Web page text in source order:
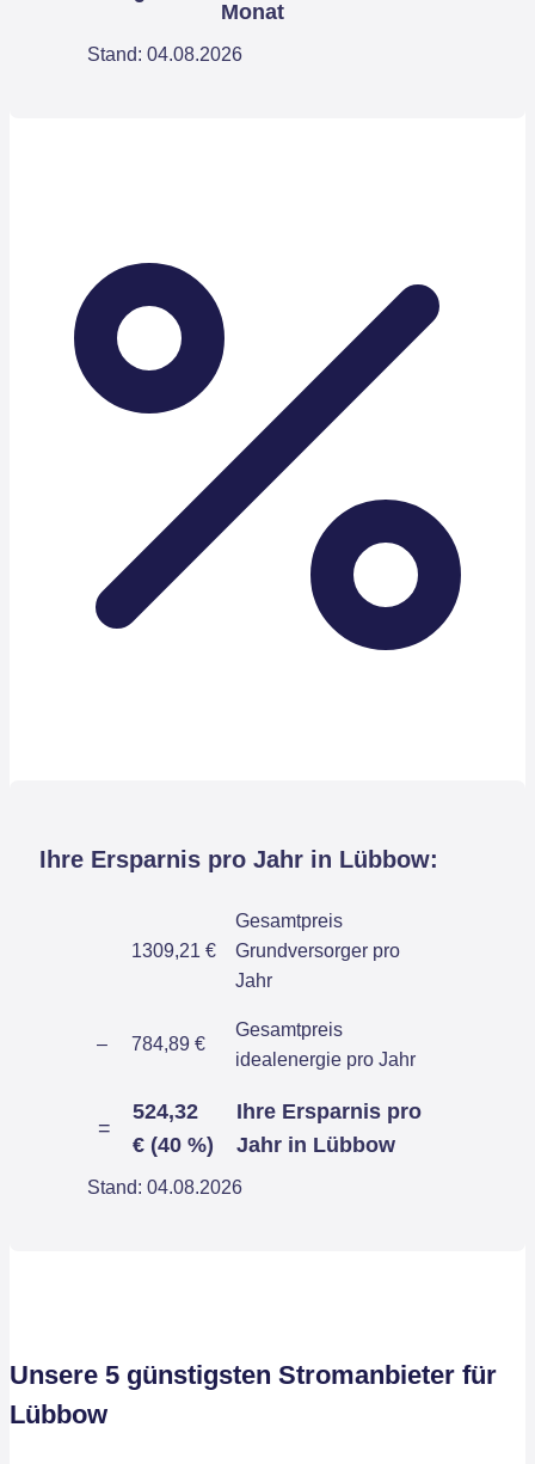
Monat
Stand: 04.08.2026
Ihre Ersparnis pro Jahr in Lübbow:
1309,21 €
Gesamtpreis
Grundversorger pro
Jahr
– 784,89 €
Gesamtpreis
idealenergie pro Jahr
=
524,32
€ (40 %)
Ihre Ersparnis pro
Jahr in Lübbow
Stand: 04.08.2026
Unsere 5 günstigsten Stromanbieter für
Lübbow